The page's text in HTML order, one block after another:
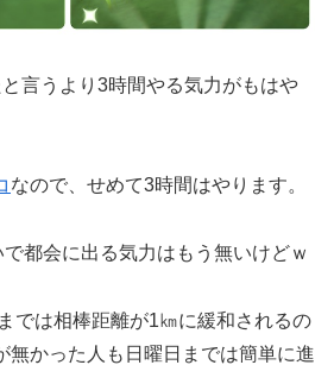
言うより3時間やる気力がもはや
なので、せめて3時間はやります。
都会に出る気力はもう無いけどｗ
では相棒距離が1㎞に緩和されるの
無かった人も日曜日までは簡単に進